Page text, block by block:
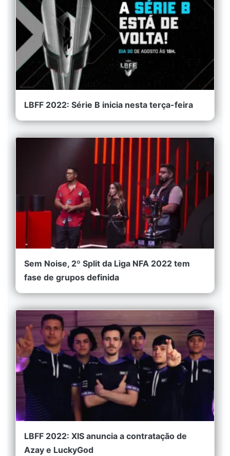
LBFF 2022: Série B inicia nesta terça-feira
Sem Noise, 2º Split da Liga NFA 2022 tem
fase de grupos definida
LBFF 2022: XIS anuncia a contratação de
Azay e LuckyGod